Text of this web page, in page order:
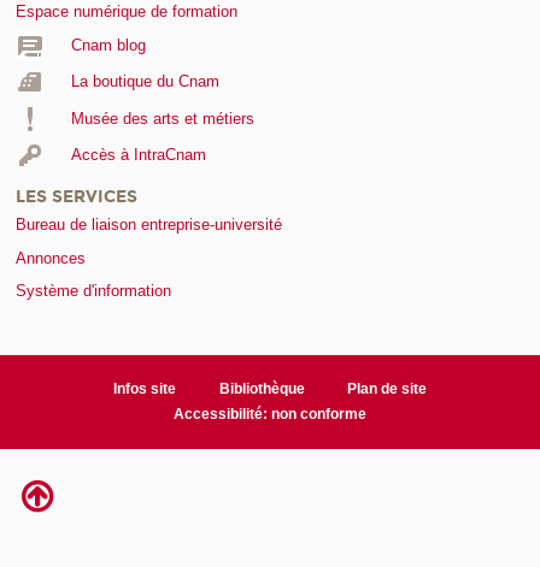
Espace numérique de formation
Cnam blog
La boutique du Cnam
Musée des arts et métiers
Accès à IntraCnam
LES SERVICES
Bureau de liaison entreprise-université
Annonces
Système d'information
Infos site Bibliothèque
Plan de site
Accessibilité: non conforme